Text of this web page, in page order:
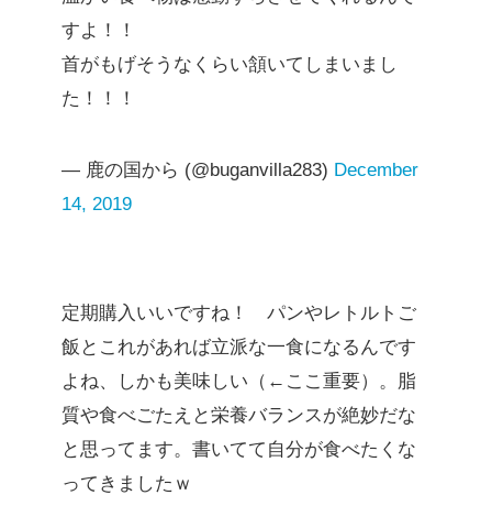
すよ！！
首がもげそうなくらい頷いてしまいまし
た！！！
— 鹿の国から (@buganvilla283) December
14, 2019
定期購入いいですね！ パンやレトルトご
飯とこれがあれば立派な一食になるんです
よね、しかも美味しい（←ここ重要）。脂
質や食べごたえと栄養バランスが絶妙だな
と思ってます。書いてて自分が食べたくな
ってきましたｗ